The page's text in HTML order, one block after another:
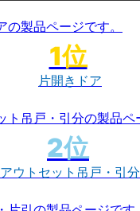
片開きドア
アウトセット吊戸・引分